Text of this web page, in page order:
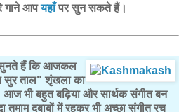
गाने आपयहाँपर सुन सकते हैं।
सुनते हैं कि आजकल
सुर ताल" शृंखला का
आज भी बहुत बढ़िया और सार्थक संगीत बन
तमाम दबाबों में रहकर भी अच्छा संगीत रच